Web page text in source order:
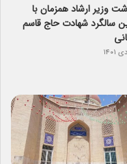
وزیر ارشاد همزمان با
سالگرد شهادت حاج قاسم